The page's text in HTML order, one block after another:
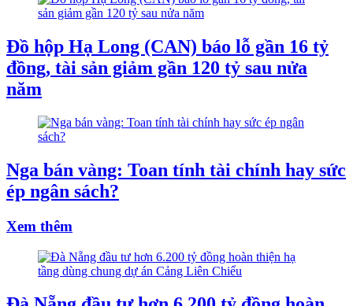
Đồ hộp Hạ Long (CAN) báo lỗ gần 16 tỷ
đồng, tài sản giảm gần 120 tỷ sau nửa
năm
Nga bán vàng: Toan tính tài chính hay sức
ép ngân sách?
Xem thêm